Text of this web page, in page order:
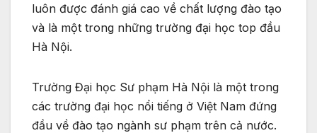
luôn được đánh giá cao về chất lượng đào tạo
và là một trong những trường đại học top đầu
Hà Nội.
Trường Đại học Sư phạm Hà Nội là một trong
các trường đại học nổi tiếng ở Việt Nam đứng
đầu về đào tạo ngành sư phạm trên cả nước.